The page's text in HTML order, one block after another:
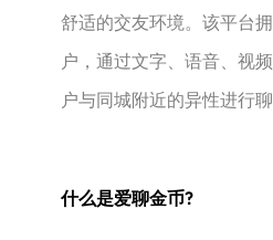
舒适的交友环境。该平台
户，通过文字、语音、视
户与同城附近的异性进行聊
什么是爱聊金币?